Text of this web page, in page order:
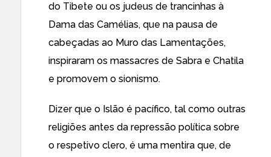
do Tibete ou os judeus de trancinhas à
Dama das Camélias, que na pausa de
cabeçadas ao Muro das Lamentações,
inspiraram os massacres de Sabra e Chatila
e promovem o sionismo.
Dizer que o Islão é pacífico, tal como outras
religiões antes da repressão política sobre
o respetivo clero, é uma mentira que, de